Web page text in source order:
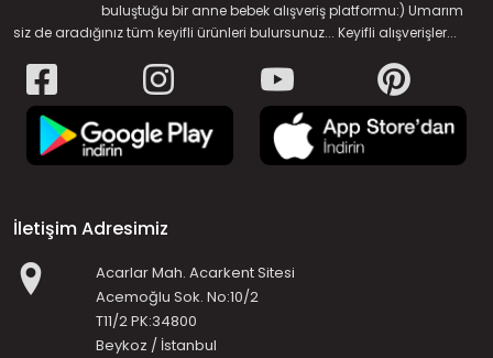
buluştuğu bir anne bebek alışveriş platformu:) Umarım
siz de aradığınız tüm keyifli ürünleri bulursunuz... Keyifli alışverişler...
İletişim Adresimiz
Acarlar Mah. Acarkent Sitesi
Acemoğlu Sok. No:10/2
T11/2 PK:34800
Beykoz / İstanbul